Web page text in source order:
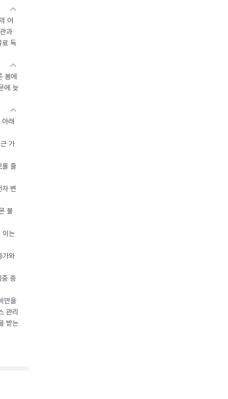
어
과
료 독
봄에
에 늦
래
가
를 줄
변
불
이는
가와
중 증
만을
관리
받는